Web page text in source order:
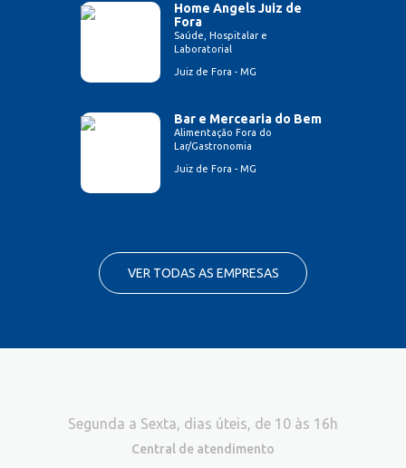
Home Angels Juiz de
Fora
Saúde, Hospitalar e
Laboratorial
Juiz de Fora - MG
Bar e Mercearia do Bem
Alimentação Fora do
Lar/Gastronomia
Juiz de Fora - MG
VER TODAS AS EMPRESAS
Segunda a Sexta, dias úteis, de 10 às 16h
Central de atendimento